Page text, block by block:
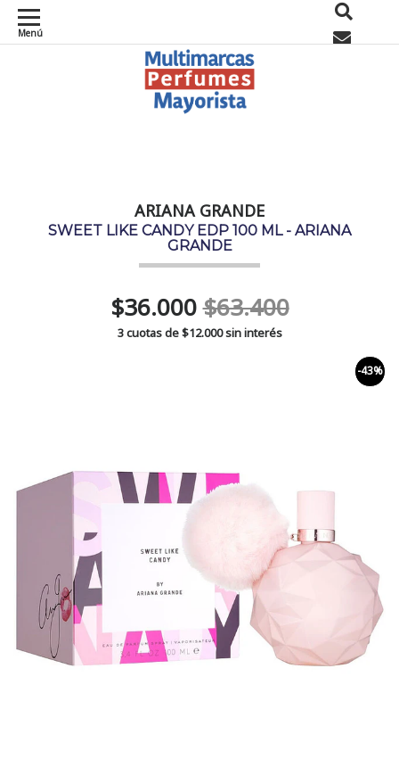
Menú
ARIANA GRANDE
SWEET LIKE CANDY EDP 100 ML - ARIANA
GRANDE
$36.000$63.400
3 cuotas de$12.000sin interés
-43%